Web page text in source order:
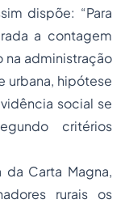
dispõe: “Para
a contagem
administração
urbana, hipótese
social se
critérios
Carta Magna,
rurais os